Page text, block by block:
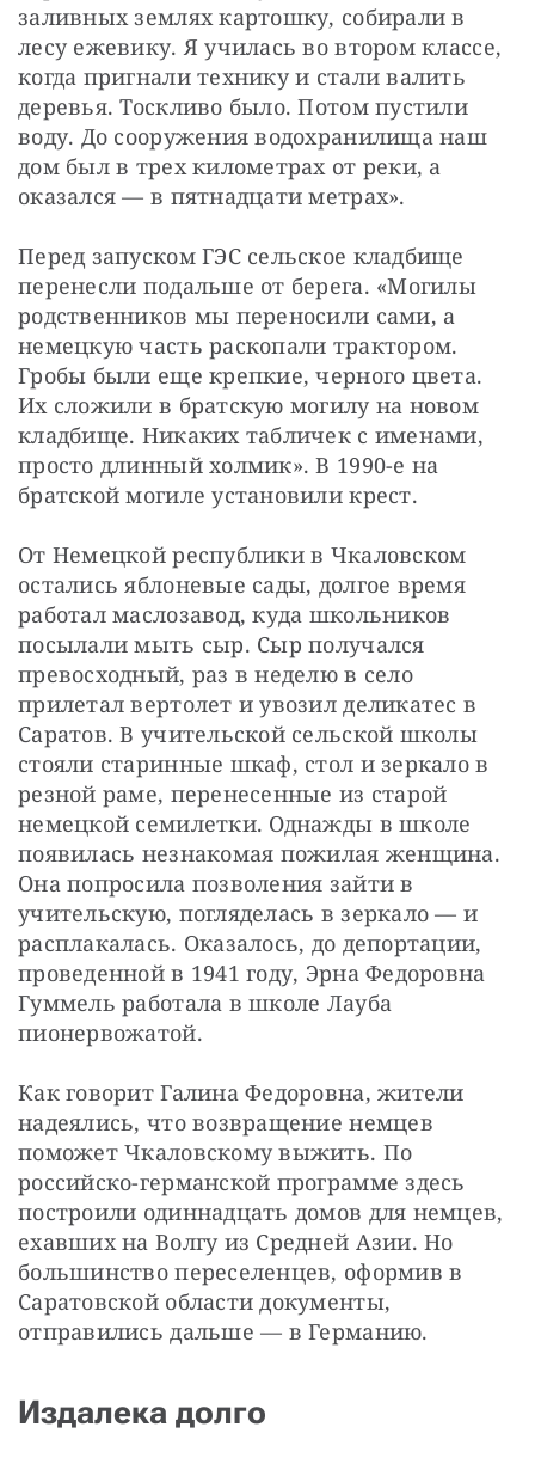
заливных землях картошку, собирали в
лесу ежевику. Я училась во втором классе,
когда пригнали технику и стали валить
деревья. Тоскливо было. Потом пустили
воду. До сооружения водохранилища наш
дом был в трех километрах от реки, а
оказался — ​в пятнадцати метрах».
Перед запуском ГЭС сельское кладбище
перенесли подальше от берега. «Могилы
родственников мы переносили сами, а
немецкую часть раскопали трактором.
Гробы были еще крепкие, черного цвета.
Их сложили в братскую могилу на новом
кладбище. Никаких табличек с именами,
просто длинный холмик». В 1990-е на
братской могиле установили крест.
От Немецкой республики в Чкаловском
остались яблоневые сады, долгое время
работал маслозавод, куда школьников
посылали мыть сыр. Сыр получался
превосходный, раз в неделю в село
прилетал вертолет и увозил деликатес в
Саратов. В учительской сельской школы
стояли старинные шкаф, стол и зеркало в
резной раме, перенесенные из старой
немецкой семилетки. Однажды в школе
появилась незнакомая пожилая женщина.
Она попросила позволения зайти в
учительскую, погляделась в зеркало — ​и
расплакалась. Оказалось, до депортации,
проведенной в 1941 году, Эрна Федоровна
Гуммель работала в школе Лауба
пионервожатой.
Как говорит Галина Федоровна, жители
надеялись, что возвращение немцев
поможет Чкаловскому выжить. По
российско-германской программе здесь
построили одиннадцать домов для немцев,
ехавших на Волгу из Средней Азии. Но
большинство переселенцев, оформив в
Саратовской области документы,
отправились дальше — ​в Германию.
Издалека долго